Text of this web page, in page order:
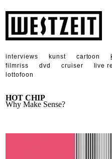
interviews kunst cartoon
filmriss
dvd cruiser live
lottofoon
HOT CHIP
Why Make Sense?